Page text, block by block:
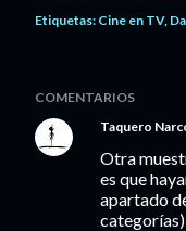
Etiquetas: Cine en TV
COMENTARIOS
Taquero
Otra
es que
apartado
categorías)